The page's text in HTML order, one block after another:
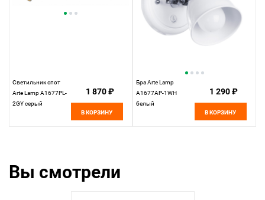
Светильник спот
Arte Lamp A1677PL-
2GY серый
1 870 ₽
В КОРЗИНУ
Бра Arte Lamp
A1677AP-1WH
белый
1 290 ₽
В КОРЗИНУ
Вы смотрели